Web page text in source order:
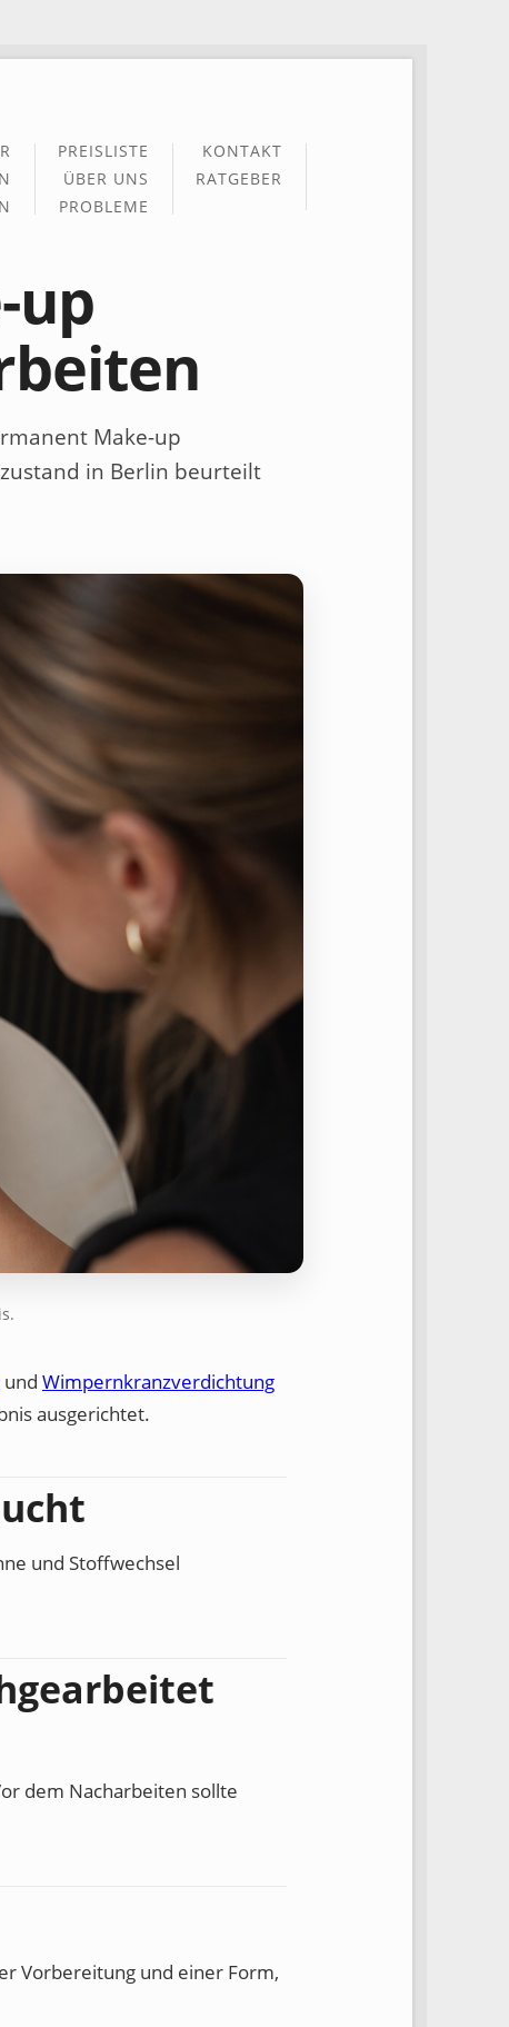
PREISLISTE
ÜBER UNS
PROBLEME
KONTAKT
RATGEBER
up
Make-up
in Berlin beurteilt
und Wimpernkranzverdichtung
ausgerichtet.
und Stoffwechsel
dem Nacharbeiten sollte
Vorbereitung und einer Form,